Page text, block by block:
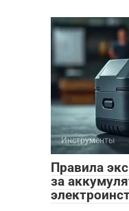
Инструменты
Правила
за